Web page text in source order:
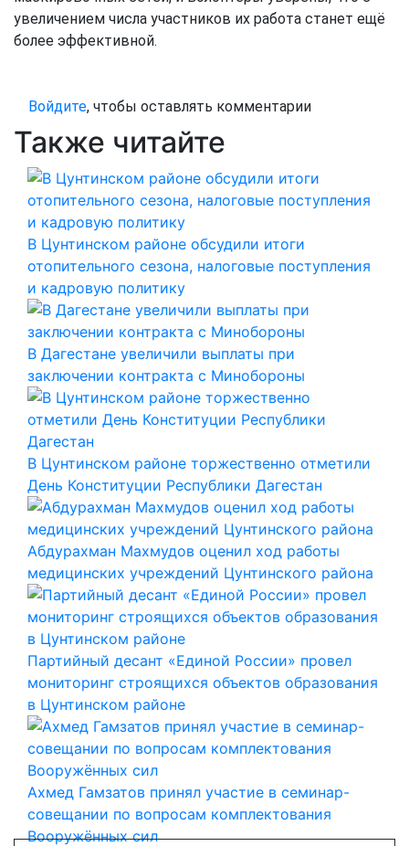
увеличением числа участников их работа станет ещё
более эффективной.
Войдите, чтобы оставлять комментарии
Также читайте
В Цунтинском районе обсудили итоги
отопительного сезона, налоговые поступления
и кадровую политику
В Дагестане увеличили выплаты при
заключении контракта с Минобороны
В Цунтинском районе торжественно отметили
День Конституции Республики Дагестан
Абдурахман Махмудов оценил ход работы
медицинских учреждений Цунтинского района
Партийный десант «Единой России» провел
мониторинг строящихся объектов образования
в Цунтинском районе
Ахмед Гамзатов принял участие в семинар-
совещании по вопросам комплектования
Вооружённых сил